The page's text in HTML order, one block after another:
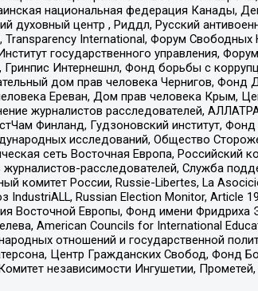
национальная федерация Канады,
духовный центр , Риддл, Русский
International, Форум Свободных
государственного управления,
Интернешнл, Фонд борьбы с
дом прав человека Чернигов, Фонд
Ереван, Дом прав человека Крым,
журналистов расследователей,
Финланд, Гудзоновский институт,
исследований, Общество
сеть Восточная Европа, Российский
расследователей, Служба
комитет России, Russie-Libertes, La
Russian Election Monitor, Article
Восточной Европы, Фонд имени Фридриха
American Councils for International
отношений и государственной
Центр Гражданских Свобод, Фонд
независимости Ингушетии,